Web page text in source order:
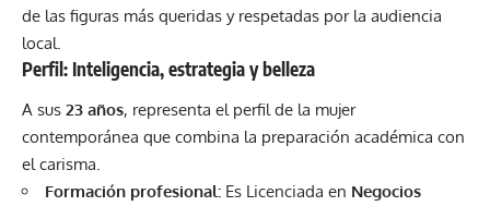
de las figuras más queridas y respetadas por la audiencia
local.
Perfil: Inteligencia, estrategia y belleza
A sus 23 años, representa el perfil de la mujer
contemporánea que combina la preparación académica con
el carisma.
Formación profesional: Es Licenciada en Negocios